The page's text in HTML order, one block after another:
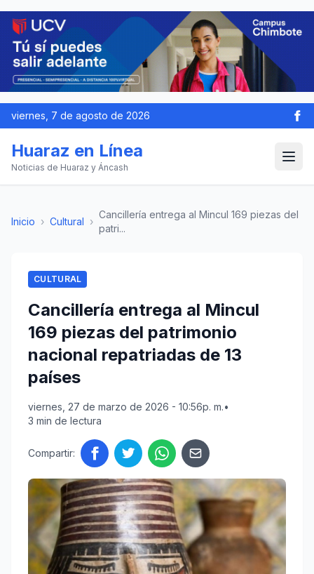
viernes, 7 de agosto de 2026
Huaraz en Línea
Noticias de Huaraz y Áncash
Inicio › Cultural ›
Cancillería entrega al Mincul 169 piezas del
patri...
CULTURAL
Cancillería entrega al Mincul
169 piezas del patrimonio
nacional repatriadas de 13
países
viernes, 27 de marzo de 2026 - 10:56p. m.•
3 min de lectura
Compartir: